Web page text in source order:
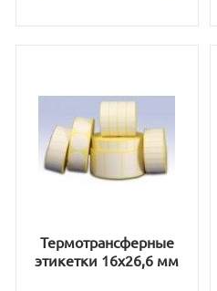
Термотрансферные
этикетки 16х26,6 мм